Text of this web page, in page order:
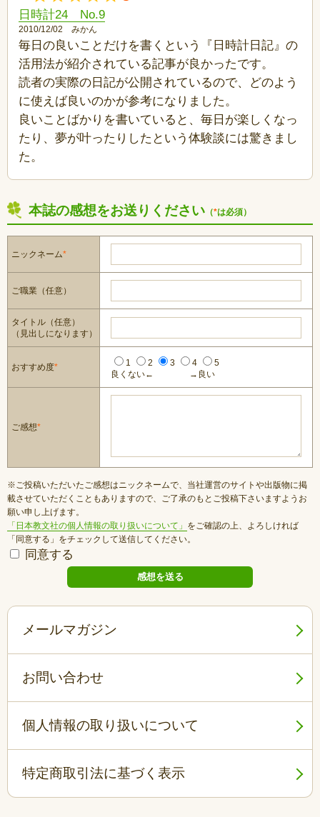
日時計24 No.9
2010/12/02 みかん
毎日の良いことだけを書くという『日時計日記』の
活用法が紹介されている記事が良かったです。
読者の実際の日記が公開されているので、どのよう
に使えば良いのかが参考になりました。
良いことばかりを書いていると、毎日が楽しくなっ
たり、夢が叶ったりしたという体験談には驚きまし
た。
本誌の感想をお送りください （*は必須）
ニックネーム*
ご職業（任意）
タイトル（任意）
（見出しになります）
おすすめ度* 1 2 3 4
5
良くない←
→良い
ご感想*
※ご投稿いただいたご感想はニックネームで、当社運営のサイトや出版物に掲
載させていただくこともありますので、ご了承のもとご投稿下さいますようお
願い申し上げます。
「日本教文社の個人情報の取り扱いについて」 をご確認の上、よろしければ
「同意する」をチェックして送信してください。
同意する
メールマガジン
お問い合わせ
個人情報の取り扱いについて
特定商取引法に基づく表示